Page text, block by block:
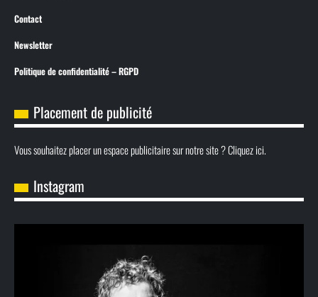
Contact
Newsletter
Politique de confidentialité – RGPD
Placement de publicité
Vous souhaitez placer un espace publicitaire sur notre site ? Cliquez ici.
Instagram